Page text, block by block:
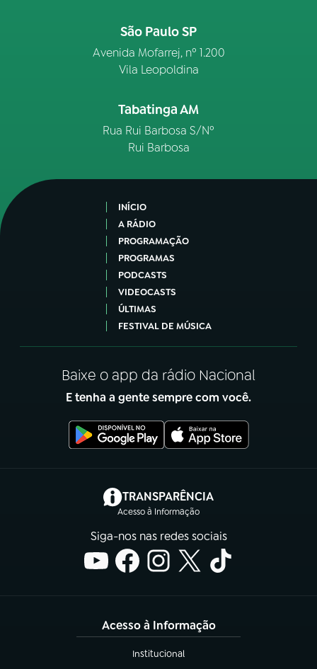
São Paulo SP
Avenida Mofarrej, nº 1.200
Vila Leopoldina
Tabatinga AM
Rua Rui Barbosa S/Nº
Rui Barbosa
INÍCIO
A RÁDIO
PROGRAMAÇÃO
PROGRAMAS
PODCASTS
VIDEOCASTS
ÚLTIMAS
FESTIVAL DE MÚSICA
Baixe o app da rádio Nacional
E tenha a gente sempre com você.
TRANSPARÊNCIA
Acesso à Informação
(abre em nova aba)
Siga-nos nas redes sociais
Acesso à Informação
Institucional
(abre em nova aba)